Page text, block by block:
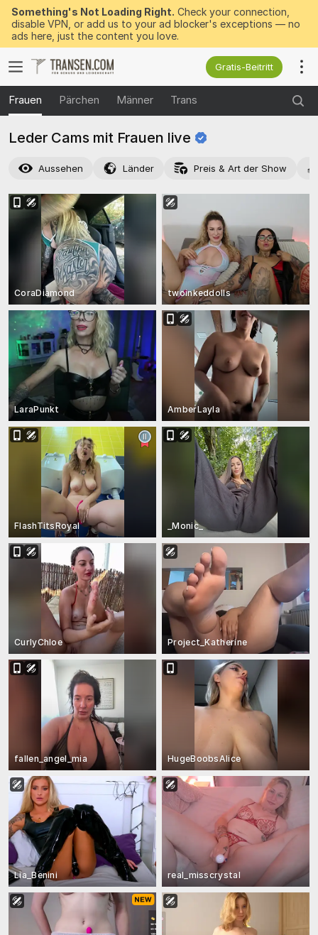
Something's Not Loading Right. Check your connection,
disable VPN, or add us to your ad blocker's exceptions — no
ads here, just the content you love.
Gratis-Beitritt
Frauen Pärchen Männer Trans
Leder Cams mit Frauen live
Aussehen Länder Preis & Art der Show
CoraDiamond twoinkeddolls
LaraPunkt AmberLayla
FlashTitsRoyal _Monic_
CurlyChloe Project_Katherine
fallen_angel_mia HugeBoobsAlice
Lia_Benini real_misscrystal